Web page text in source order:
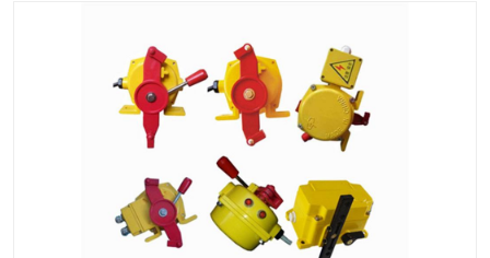
声光报警器
滑线指示灯
光电开关